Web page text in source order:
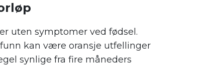
uten symptomer ved fødsel.
kan være oransje utfellinger
synlige fra fire måneders